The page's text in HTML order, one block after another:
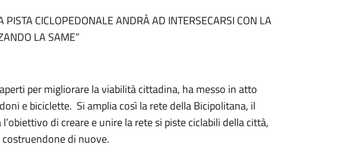
PISTA CICLOPEDONALE ANDRÀ AD INTERSECARSI CON LA
LA SAME”
per migliorare la viabilità cittadina, ha messo in atto
e biciclette. Si amplia così la rete della Bicipolitana, il
di creare e unire la rete si piste ciclabili della città,
di nuove.